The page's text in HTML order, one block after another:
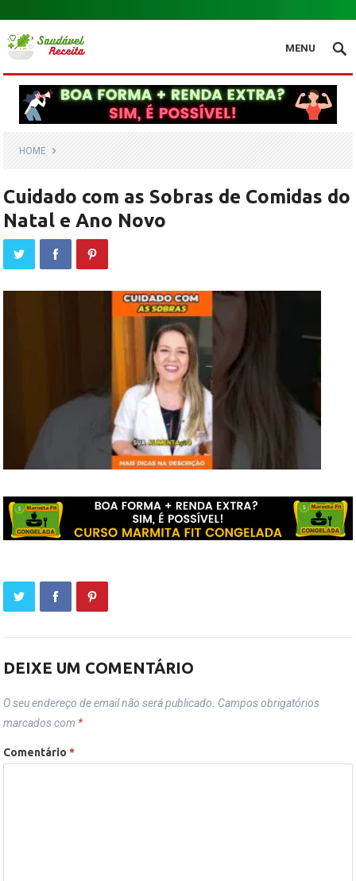
.
MENU
HOME
Cuidado com as Sobras de Comidas do
Natal e Ano Novo
DEIXE UM COMENTÁRIO
O seu endereço de email não será publicado. Campos obrigatórios
marcados com *
Comentário*